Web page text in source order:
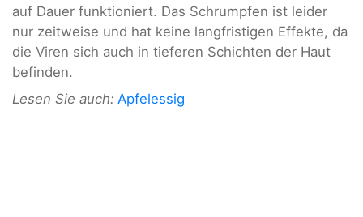
auf Dauer funktioniert. Das Schrumpfen ist leider
nur zeitweise und hat keine langfristigen Effekte, da
die Viren sich auch in tieferen Schichten der Haut
befinden.
Lesen Sie auch: Apfelessig